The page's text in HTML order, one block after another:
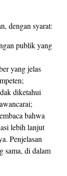
dengan syarat:
publik yang
yang jelas
diketahui
bahwa
lebih lanjut
Penjelasan
sama, di dalam